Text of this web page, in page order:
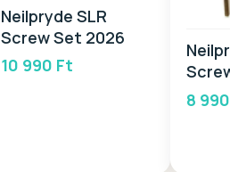
Neilpryde SLR
Screw Set 2026
10 990 Ft
8